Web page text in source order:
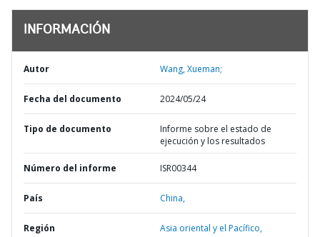
INFORMACIÓN
Autor Wang, Xueman;
Fecha del documento 2024/05/24
Tipo de documento
Informe sobre el estado de
ejecución y los resultados
Número del informe ISR00344
País China,
Región Asia oriental y el Pacífico,